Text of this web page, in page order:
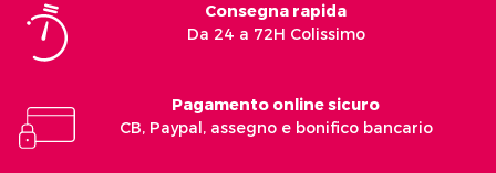
Consegna rapida
Da 24 a 72H Colissimo
Pagamento online sicuro
CB, Paypal, assegno e bonifico bancario